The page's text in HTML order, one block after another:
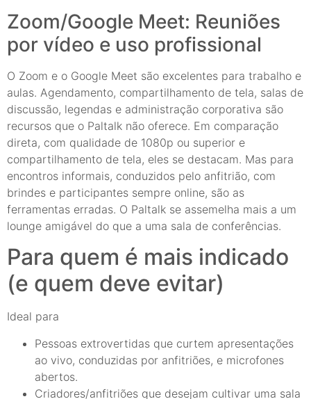
Zoom/Google Meet: Reuniões
por vídeo e uso profissional
O Zoom e o Google Meet são excelentes para trabalho e
aulas. Agendamento, compartilhamento de tela, salas de
discussão, legendas e administração corporativa são
recursos que o Paltalk não oferece. Em comparação
direta, com qualidade de 1080p ou superior e
compartilhamento de tela, eles se destacam. Mas para
encontros informais, conduzidos pelo anfitrião, com
brindes e participantes sempre online, são as
ferramentas erradas. O Paltalk se assemelha mais a um
lounge amigável do que a uma sala de conferências.
Para quem é mais indicado
(e quem deve evitar)
Ideal para
Pessoas extrovertidas que curtem apresentações
ao vivo, conduzidas por anfitriões, e microfones
abertos.
Criadores/anfitriões que desejam cultivar uma sala